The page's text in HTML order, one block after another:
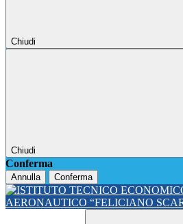
Chiudi
Chiudi
Conferma
Annulla Conferma